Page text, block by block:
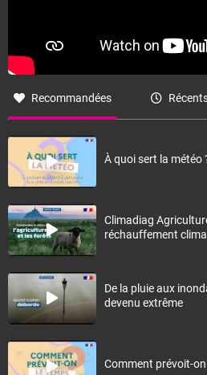
Recommandées
À quoi sert la météo
Climadiag
réchauffement
De la pluie aux
devenu extrême
Comment prévoit-on